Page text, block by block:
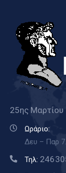
25ης Μαρτίου
Ωράριο:
Δευ – Παρ
Τηλ: